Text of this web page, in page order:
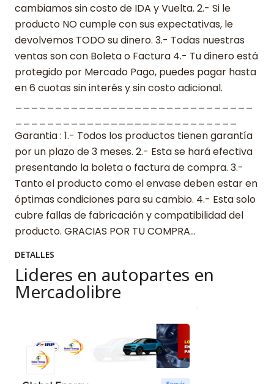
cambiamos sin costo de IDA y Vuelta. 2.- Si le
producto NO cumple con sus expectativas, le
devolvemos TODO su dinero. 3.- Todas nuestras
ventas son con Boleta o Factura 4.- Tu dinero está
protegido por Mercado Pago, puedes pagar hasta
en 6 cuotas sin interés y sin costo adicional.
Garantia : 1.- Todos los productos tienen garantía
por un plazo de 3 meses. 2.- Esta se hará efectiva
presentando la boleta o factura de compra. 3.-
Tanto el producto como el envase deben estar en
óptimas condiciones para su cambio. 4.- Esta solo
cubre fallas de fabricación y compatibilidad del
producto. GRACIAS POR TU COMPRA…
DETALLES
Lideres en autopartes en
Mercadolibre